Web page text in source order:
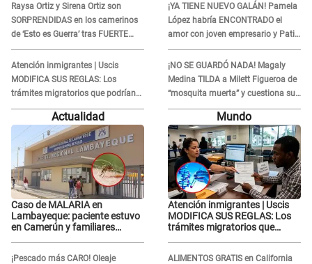
Raysa Ortiz y Sirena Ortiz son
SORPRENDIDAS en los camerinos
de ‘Esto es Guerra’ tras FUERTE
ENFRENTAMIENTO con Gabriel
Moisés: “Gracias”
Atención inmigrantes | Uscis
MODIFICA SUS REGLAS: Los
trámites migratorios que podrían
necesitar tu prueba de ADN
¡YA TIENE NUEVO GALÁN! Pamela
López habría ENCONTRADO el
amor con joven empresario y Pati
Lorena la ECHA en VIVO
¡NO SE GUARDÓ NADA! Magaly
Medina TILDA a Milett Figueroa de
“mosquita muerta” y cuestiona su
RECONCILIACIÓN con Marcelo
Tinelli en TV argentina
Actualidad
Caso de MALARIA en
Lambayeque: paciente estuvo
en Camerún y familiares
¡Pescado más CARO! Oleaje
Mundo
Atención inmigrantes | Uscis
MODIFICA SUS REGLAS: Los
trámites migratorios que
ALIMENTOS GRATIS en California